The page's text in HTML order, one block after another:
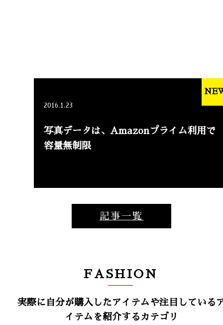
2016.1.23
写真データは、Amazonプライム利用で
容量無制限
記事一覧
FASHION
実際に自分が購入したアイテムや注目している
イテムを紹介するカテゴリ